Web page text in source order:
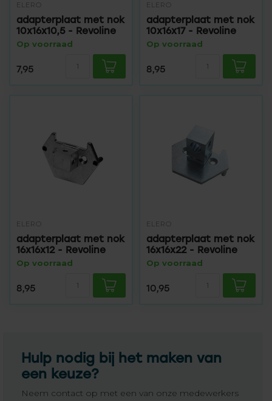
ELERO
adapterplaat met nok
10x16x10,5 - Revoline
Op voorraad
7,95
ELERO
adapterplaat met nok
10x16x17 - Revoline
Op voorraad
8,95
ELERO
adapterplaat met nok
16x16x12 - Revoline
Op voorraad
8,95
ELERO
adapterplaat met nok
16x16x22 - Revoline
Op voorraad
10,95
Hulp nodig bij het maken van
een keuze?
Neem contact op met een van onze medewerkers